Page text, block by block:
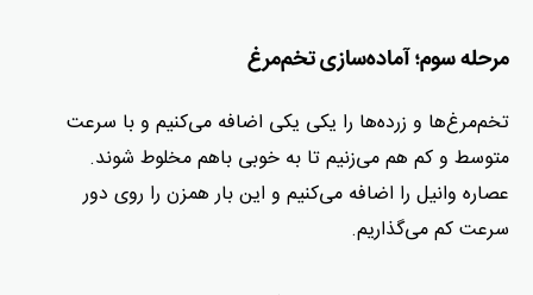
مرحله سوم؛ آماده‌سازی تخم‌مرغ
تخم‌مرغ‌ها و زرده‌ها را یکی یکی اضافه می‌کنیم و با سرعت
متوسط ​​و کم هم می‌زنیم تا به خوبی باهم مخلوط شوند.
عصاره وانیل را اضافه می‌کنیم و این بار همزن را روی دور
سرعت کم می‌گذاریم.